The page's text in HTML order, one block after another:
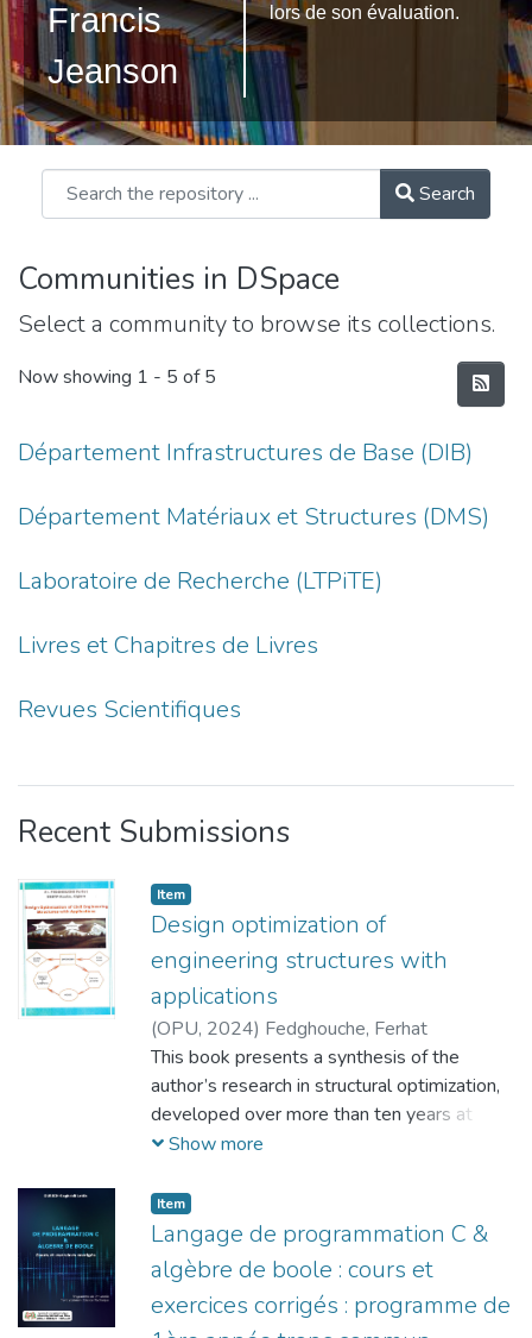
Francis
Jeanson
lors de son évaluation.
Search
Communities in DSpace
Select a community to browse its collections.
Now showing 1 - 5 of 5
Département Infrastructures de Base (DIB)
Département Matériaux et Structures (DMS)
Laboratoire de Recherche (LTPiTE)
Livres et Chapitres de Livres
Revues Scientifiques
Recent Submissions
Item
Design optimization of
engineering structures with
applications
(OPU, 2024) Fedghouche, Ferhat
This book presents a synthesis of the
author’s research in structural optimization,
developed over more than ten years at
ENSTP, Algiers. It promotes a rigorous,
focusing on optimizing objectives like
material use and cost while meeting safety,
stability, and code constraints. The work
explores a wide range of optimization
methods from classical to modern and
Show more
Item
Langage de programmation C &
algèbre de boole : cours et
exercices corrigés : programme de